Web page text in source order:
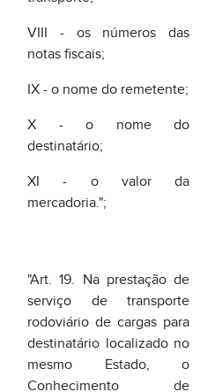
XI - o valor da
mercadoria.";
"Art. 19. Na prestação de
serviço de transporte
destinatário localizado no
mesmo Estado, o
Cargas será emitido, no
mínimo, em 4 (quatro)
vias, que terão a seguinte
destinação:
I - a 1к via será entregue